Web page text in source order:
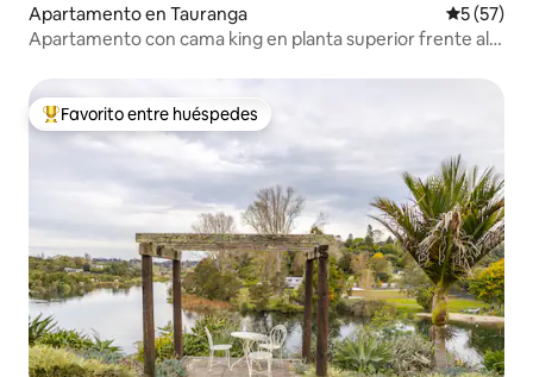
Apartamento en Tauranga
5 (57)
Apartamento con cama king en planta superior frente al
Favorito entre huéspedes preferido
Favorito entre huéspedes